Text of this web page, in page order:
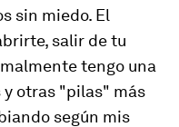
sin miedo. El
salir de tu
tengo una
otras "pilas" más
según mis